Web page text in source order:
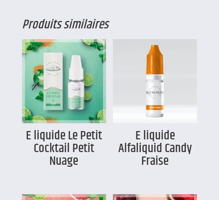
Produits similaires
E liquide Le Petit
Cocktail Petit
Nuage
E liquide
Alfaliquid Candy
Fraise